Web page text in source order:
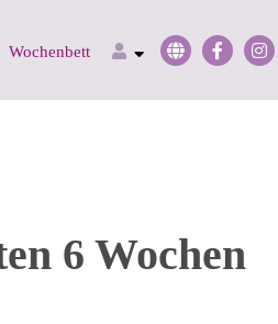
Wochenbett
6 Wochen